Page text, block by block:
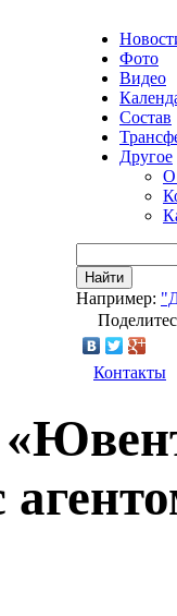
Фото
Видео
Состав
Другое
О
Найти
Например:
Контакты